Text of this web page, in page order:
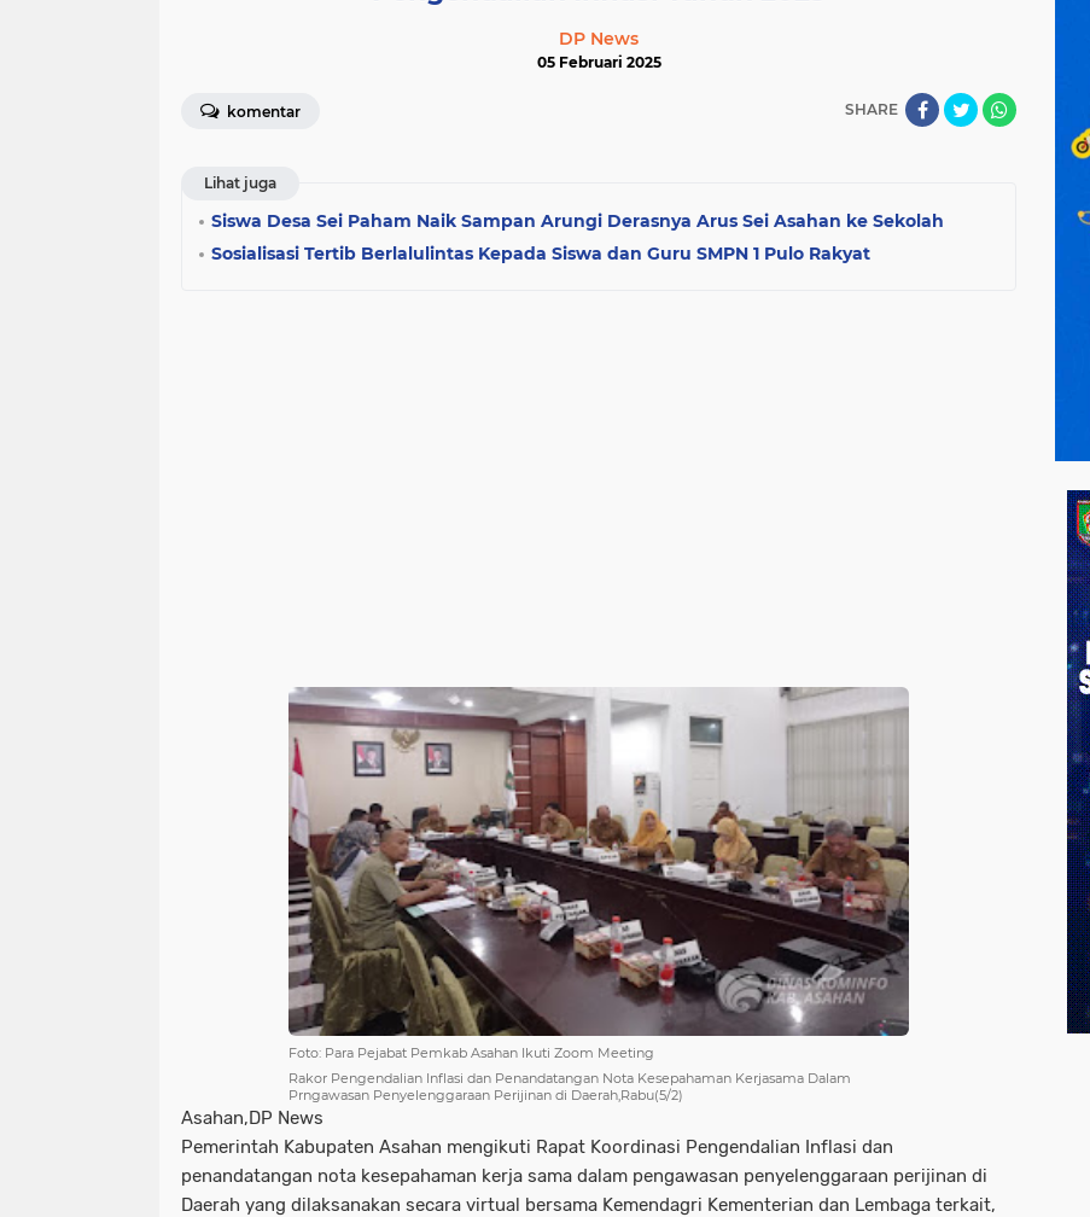
DP News
05 Februari 2025
komentar SHARE
Lihat juga
Siswa Desa Sei Paham Naik Sampan Arungi Derasnya Arus Sei Asahan ke Sekolah
Sosialisasi Tertib Berlalulintas Kepada Siswa dan Guru SMPN 1 Pulo Rakyat
Foto: Para Pejabat Pemkab Asahan Ikuti Zoom Meeting
Rakor Pengendalian Inflasi dan Penandatangan Nota Kesepahaman Kerjasama Dalam
Prngawasan Penyelenggaraan Perijinan di Daerah,Rabu(5/2)
Asahan,DP News
Pemerintah Kabupaten Asahan mengikuti Rapat Koordinasi Pengendalian Inflasi dan
penandatangan nota kesepahaman kerja sama dalam pengawasan penyelenggaraan perijinan di
Daerah yang dilaksanakan secara virtual bersama Kemendagri Kementerian dan Lembaga terkait,